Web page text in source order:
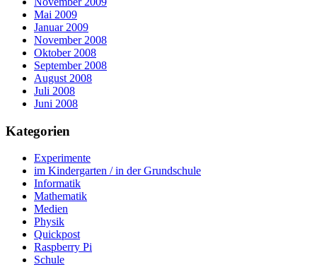
Mai 2009
Januar 2009
November 2008
Oktober 2008
September 2008
August 2008
Juli 2008
Juni 2008
Kategorien
Experimente
im Kindergarten / in der Grundschule
Informatik
Mathematik
Medien
Physik
Quickpost
Raspberry Pi
Schule